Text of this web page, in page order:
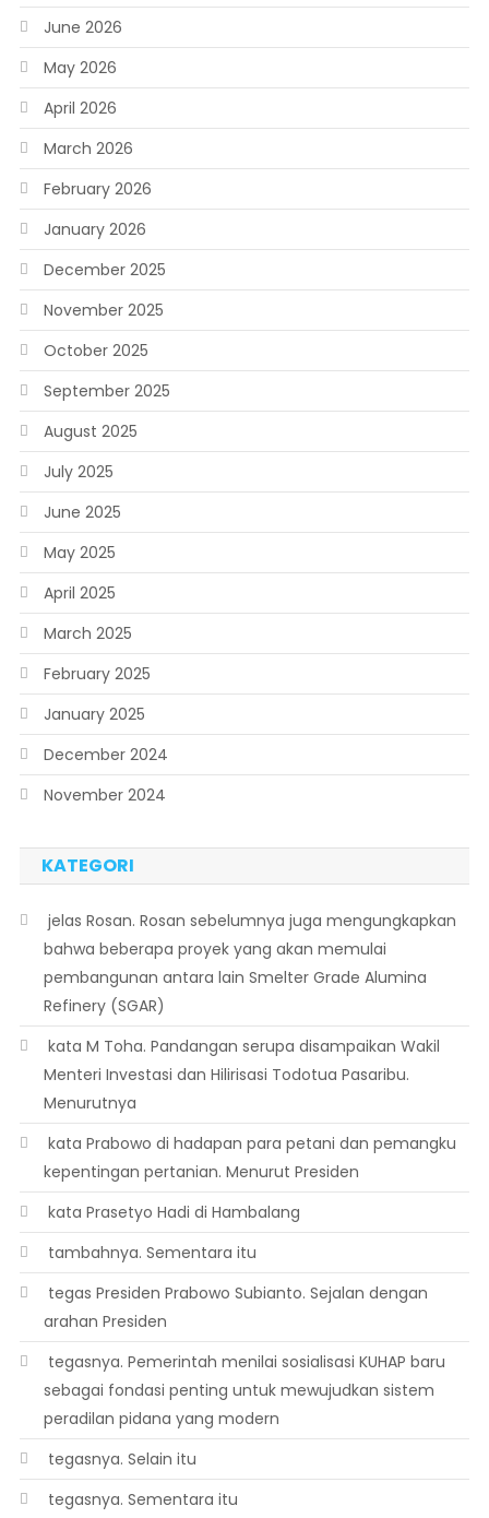
June 2026
May 2026
April 2026
March 2026
February 2026
January 2026
December 2025
November 2025
October 2025
September 2025
August 2025
July 2025
June 2025
May 2025
April 2025
March 2025
February 2025
January 2025
December 2024
November 2024
KATEGORI
 jelas Rosan. Rosan sebelumnya juga mengungkapkan
bahwa beberapa proyek yang akan memulai
pembangunan antara lain Smelter Grade Alumina
Refinery (SGAR)
 kata M Toha. Pandangan serupa disampaikan Wakil
Menteri Investasi dan Hilirisasi Todotua Pasaribu.
Menurutnya
 kata Prabowo di hadapan para petani dan pemangku
kepentingan pertanian. Menurut Presiden
 kata Prasetyo Hadi di Hambalang
 tambahnya. Sementara itu
 tegas Presiden Prabowo Subianto. Sejalan dengan
arahan Presiden
 tegasnya. Pemerintah menilai sosialisasi KUHAP baru
sebagai fondasi penting untuk mewujudkan sistem
peradilan pidana yang modern
 tegasnya. Selain itu
 tegasnya. Sementara itu